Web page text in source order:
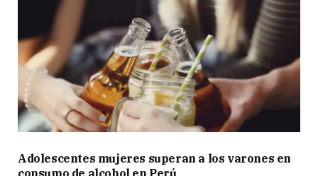
Adolescentes mujeres superan a los varones en
consumo de alcohol en Perú